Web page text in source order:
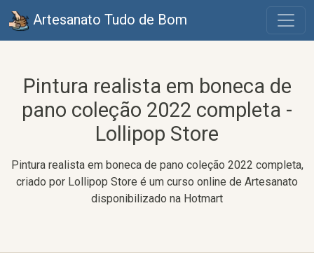
Artesanato Tudo de Bom
Pintura realista em boneca de
pano coleção 2022 completa -
Lollipop Store
Pintura realista em boneca de pano coleção 2022 completa,
criado por Lollipop Store é um curso online de Artesanato
disponibilizado na Hotmart